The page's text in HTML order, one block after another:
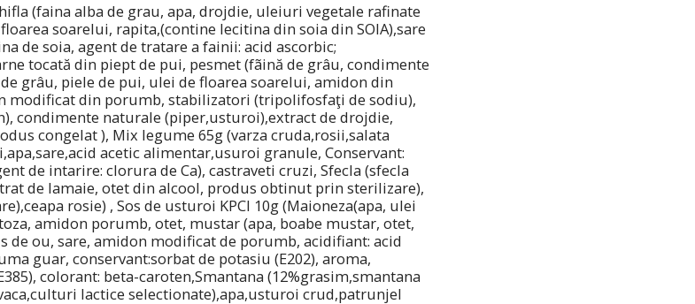
(faina alba de grau, apa, drojdie, uleiuri vegetale rafinate
soarelui, rapita,(contine lecitina din soia din SOIA),sare
de soia, agent de tratare a fainii: acid ascorbic;
tocată din piept de pui, pesmet (fãină de grâu, condimente
grâu, piele de pui, ulei de floarea soarelui, amidon din
modificat din porumb, stabilizatori (tripolifosfaţi de sodiu),
condimente naturale (piper,usturoi),extract de drojdie,
congelat ), Mix legume 65g (varza cruda,rosii,salata
acetic alimentar,usuroi granule, Conservant:
de intarire: clorura de Ca), castraveti cruzi, Sfecla (sfecla
de lamaie, otet din alcool, produs obtinut prin sterilizare),
rosie) , Sos de usturoi KPCI 10g (Maioneza(apa, ulei
amidon porumb, otet, mustar (apa, boabe mustar, otet,
de ou, sare, amidon modificat de porumb, acidifiant: acid
guar, conservant:sorbat de potasiu (E202), aroma,
colorant: beta-caroten,Smantana (12%grasim,smantana
lactice selectionate),apa,usturoi crud,patrunjel